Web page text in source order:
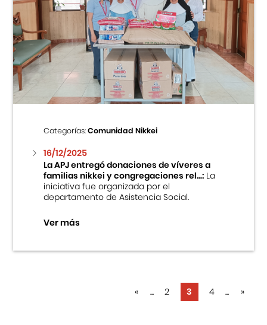
Categorías:Comunidad Nikkei
16/12/2025
La APJ entregó donaciones de víveres a
familias nikkei y congregaciones rel...:La
iniciativa fue organizada por el
departamento de Asistencia Social.
Ver más
« ... 2 3 4 ... »